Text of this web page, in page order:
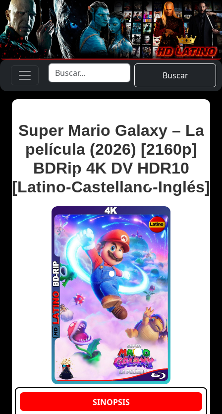
Buscar
Super Mario Galaxy – La
película (2026) [2160p]
BDRip 4K DV HDR10
[Latino-Castellano-Inglés]